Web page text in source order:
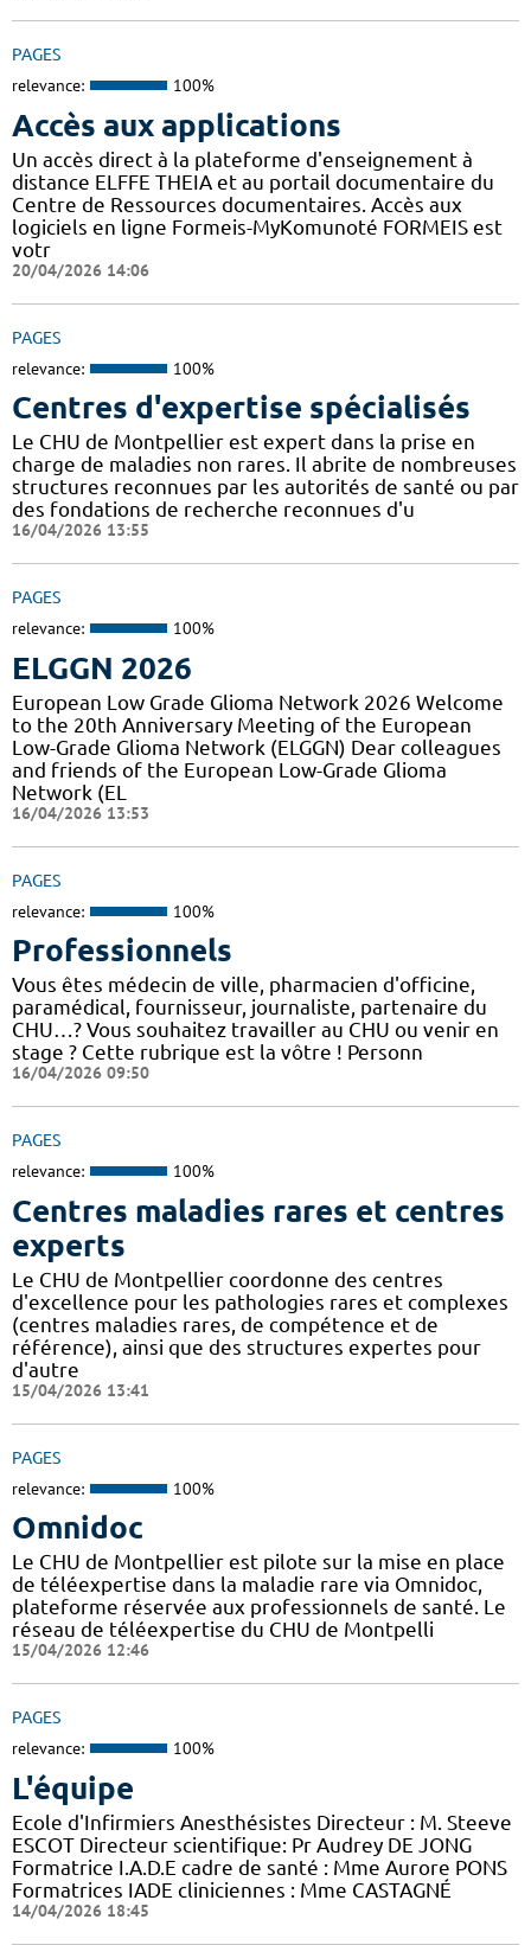
PAGES
relevance: 100%
Accès aux applications
Un accès direct à la plateforme d'enseignement à
distance ELFFE THEIA et au portail documentaire du
Centre de Ressources documentaires. Accès aux
logiciels en ligne Formeis-MyKomunoté FORMEIS est
votr
20/04/2026 14:06
PAGES
relevance: 100%
Centres d'expertise spécialisés
Le CHU de Montpellier est expert dans la prise en
charge de maladies non rares. Il abrite de nombreuses
structures reconnues par les autorités de santé ou par
des fondations de recherche reconnues d'u
16/04/2026 13:55
PAGES
relevance: 100%
ELGGN 2026
European Low Grade Glioma Network 2026 Welcome
to the 20th Anniversary Meeting of the European
Low-Grade Glioma Network (ELGGN) Dear colleagues
and friends of the European Low-Grade Glioma
Network (EL
16/04/2026 13:53
PAGES
relevance: 100%
Professionnels
Vous êtes médecin de ville, pharmacien d'officine,
paramédical, fournisseur, journaliste, partenaire du
CHU…? Vous souhaitez travailler au CHU ou venir en
stage ? Cette rubrique est la vôtre ! Personn
16/04/2026 09:50
PAGES
relevance: 100%
Centres maladies rares et centres
experts
Le CHU de Montpellier coordonne des centres
d'excellence pour les pathologies rares et complexes
(centres maladies rares, de compétence et de
référence), ainsi que des structures expertes pour
d'autre
15/04/2026 13:41
PAGES
relevance: 100%
Omnidoc
Le CHU de Montpellier est pilote sur la mise en place
de téléexpertise dans la maladie rare via Omnidoc,
plateforme réservée aux professionnels de santé. Le
réseau de téléexpertise du CHU de Montpelli
15/04/2026 12:46
PAGES
relevance: 100%
L'équipe
Ecole d'Infirmiers Anesthésistes Directeur : M. Steeve
ESCOT Directeur scientifique: Pr Audrey DE JONG
Formatrice I.A.D.E cadre de santé : Mme Aurore PONS
Formatrices IADE cliniciennes : Mme CASTAGNÉ
14/04/2026 18:45